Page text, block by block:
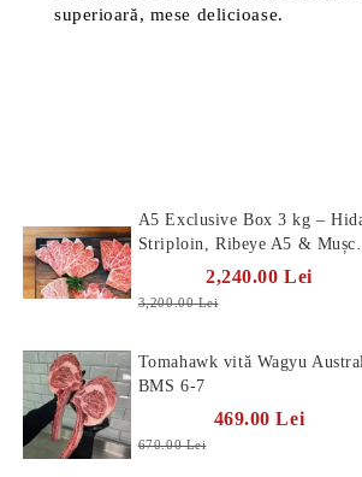
superioară, mese delicioase.
A5 Exclusive Box 3 kg –
Striploin, Ribeye A5 &
2,240.00 Lei
3,200.00 Lei
Tomahawk vită Wagyu
BMS 6-7
469.00 Lei
670.00 Lei